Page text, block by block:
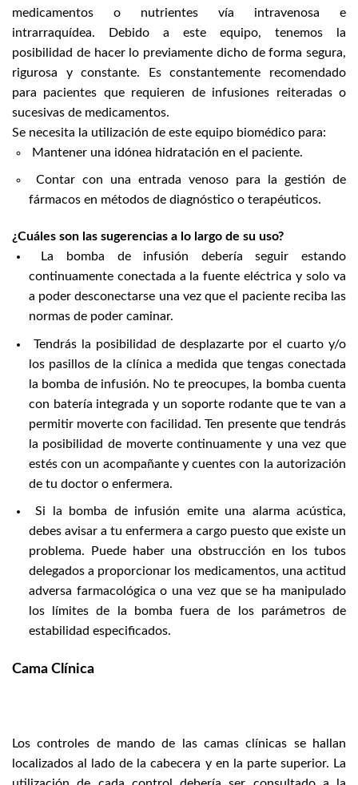
medicamentos o nutrientes vía intravenosa e
intrarraquídea. Debido a este equipo, tenemos la
posibilidad de hacer lo previamente dicho de forma segura,
rigurosa y constante. Es constantemente recomendado
para pacientes que requieren de infusiones reiteradas o
sucesivas de medicamentos.
Se necesita la utilización de este equipo biomédico para:
Mantener una idónea hidratación en el paciente.
Contar con una entrada venoso para la gestión de
fármacos en métodos de diagnóstico o terapéuticos.
¿Cuáles son las sugerencias a lo largo de su uso?
La bomba de infusión debería seguir estando
continuamente conectada a la fuente eléctrica y solo va
a poder desconectarse una vez que el paciente reciba las
normas de poder caminar.
Tendrás la posibilidad de desplazarte por el cuarto y/o
los pasillos de la clínica a medida que tengas conectada
la bomba de infusión. No te preocupes, la bomba cuenta
con batería integrada y un soporte rodante que te van a
permitir moverte con facilidad. Ten presente que tendrás
la posibilidad de moverte continuamente y una vez que
estés con un acompañante y cuentes con la autorización
de tu doctor o enfermera.
Si la bomba de infusión emite una alarma acústica,
debes avisar a tu enfermera a cargo puesto que existe un
problema. Puede haber una obstrucción en los tubos
delegados a proporcionar los medicamentos, una actitud
adversa farmacológica o una vez que se ha manipulado
los límites de la bomba fuera de los parámetros de
estabilidad especificados.
Cama Clínica
Los controles de mando de las camas clínicas se hallan
localizados al lado de la cabecera y en la parte superior. La